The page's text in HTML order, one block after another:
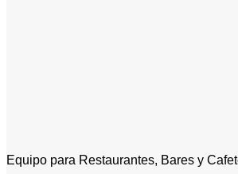
Equipo para Restaurantes, Bares y